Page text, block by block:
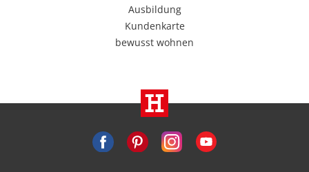
Ausbildung
Kundenkarte
bewusst wohnen